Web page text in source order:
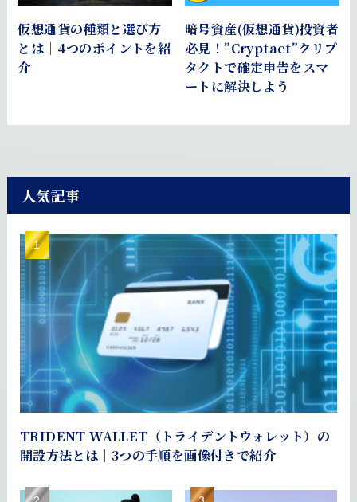
仮想通貨の種類と選び方
とは｜4つのポイントを紹
介
暗号資産(仮想通貨)投資者
必見！”Cryptact”クリプ
タクトで確定申告をスマ
ートに解決しよう
人気記事
TRIDENT WALLET（トライデントウォレット）の
開設方法とは｜3つの手順を画像付きで紹介